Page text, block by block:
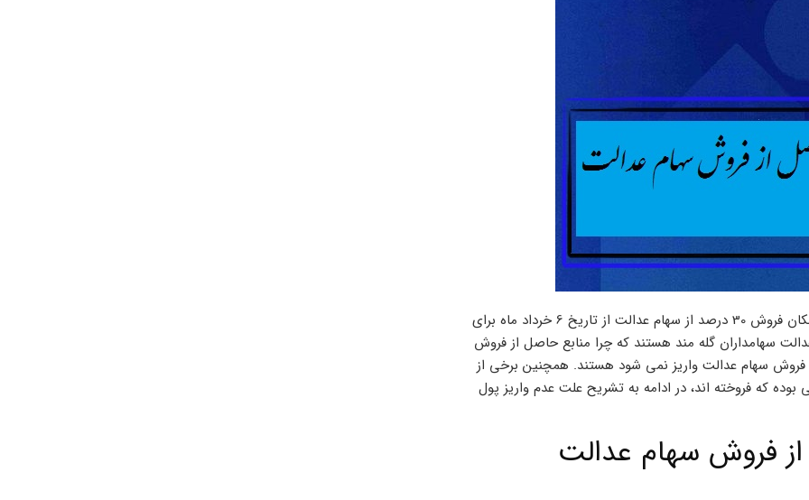
و انتخاب روش مستقیم مدیریت دارایی، امکان فروش 30 درصد از سهام عدالت از تاریخ 6 خرداد ماه برای
از آغاز زمان فروش سهام عدالت سهامداران گله مند هستند که چرا منابع حاصل از فروش
فروش سهام عدالت واریز نمی شود هستند. همچنین برخی از
که فروخته اند، در ادامه به تشریح علت عدم واریز پول
فروش سهام عدالت